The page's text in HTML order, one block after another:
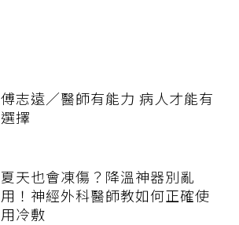
傅志遠／醫師有能力 病人才能有
選擇
夏天也會凍傷？降溫神器別亂
用！神經外科醫師教如何正確使
用冷敷